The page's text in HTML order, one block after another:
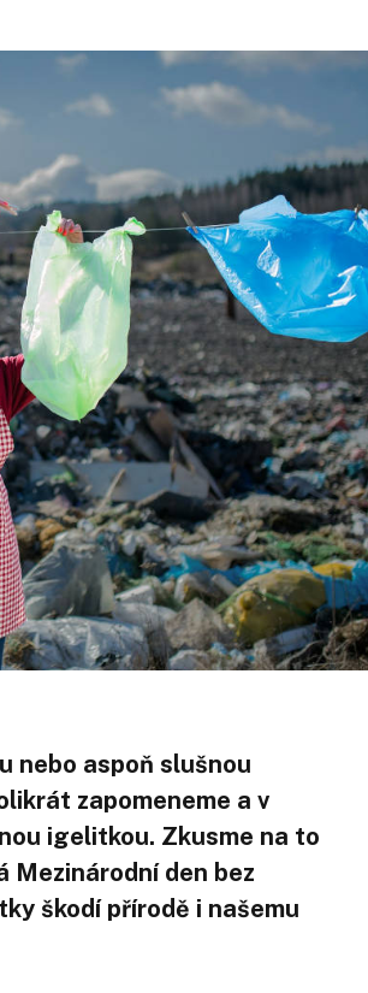
nebo aspoň slušnou
zapomeneme a v
igelitkou. Zkusme na to
Mezinárodní den bez
škodí přírodě i našemu